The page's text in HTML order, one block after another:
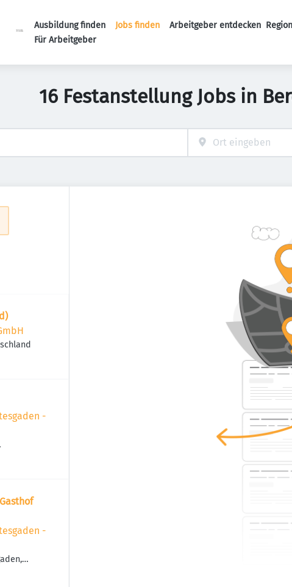
Ausbildung finden Jobs finden Arbeitgeber entdecken
Für Arbeitgeber
16 Festanstellung Jobs in
-
-